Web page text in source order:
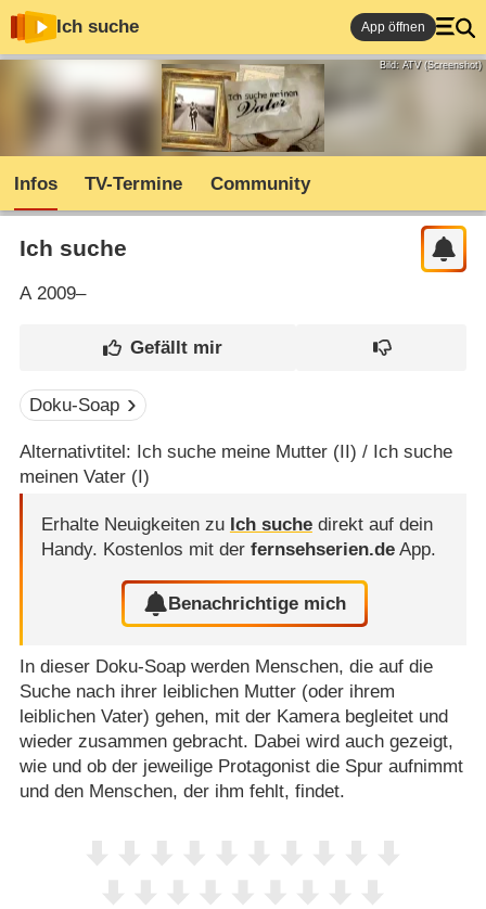
Ich suche App öffnen
Bild: ATV (Screenshot)
Infos TV-Termine Community
Ich suche
A2009–
Doku-Soap
Alternativtitel: Ich suche meine Mutter (II) / Ich suche
meinen Vater (I)
Erhalte Neuigkeiten zu Ich suchedirekt auf dein
Handy. Kostenlos mit der fernsehserien.deApp.
Benachrichtige mich
In dieser Doku-Soap werden Menschen, die auf die
Suche nach ihrer leiblichen Mutter (oder ihrem
leiblichen Vater) gehen, mit der Kamera begleitet und
wieder zusammen gebracht. Dabei wird auch gezeigt,
wie und ob der jeweilige Protagonist die Spur aufnimmt
und den Menschen, der ihm fehlt, findet.